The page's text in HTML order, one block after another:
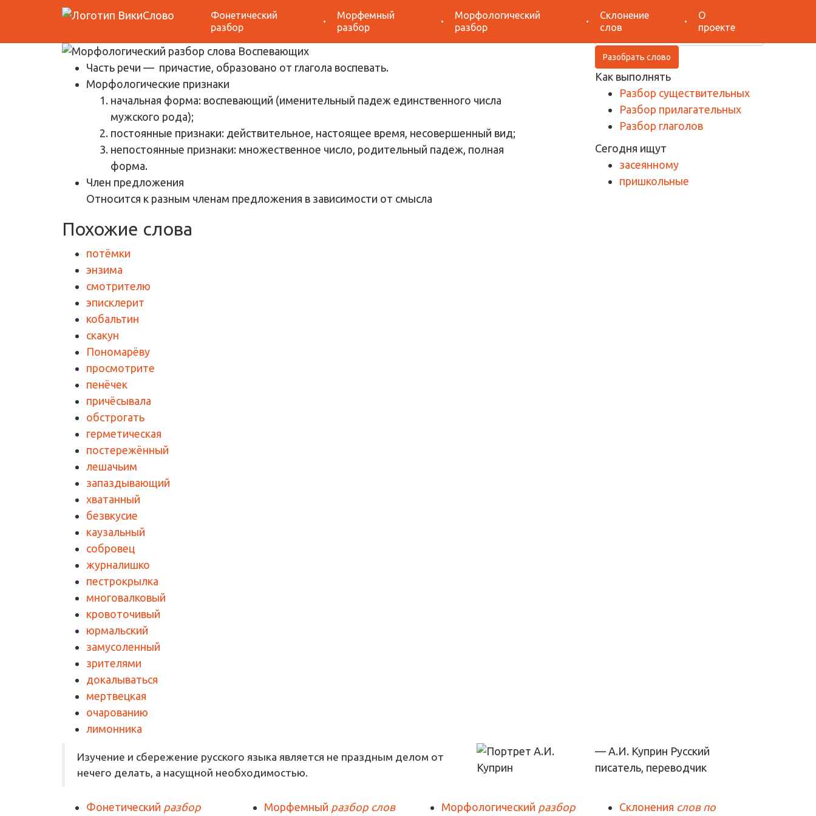
Фонетический
разбор
Морфемный
разбор
Морфологический
разбор
Склонение
слов
О
проекте
Морфологический разбор «Воспевающих»
Часть речи — причастие, образовано от глагола воспевать.
Морфологические признаки
начальная форма: воспевающий (именительный падеж единственного числа
мужского рода);
постоянные признаки: действительное, настоящее время, несовершенный вид;
непостоянные признаки: множественное число, родительный падеж, полная
форма.
Член предложения
Относится к разным членам предложения в зависимости от смысла
Похожие слова
потёмки
энзима
смотрителю
эписклерит
кобальтин
скакун
Пономарёву
просмотрите
пенёчек
причёсывала
обстрогать
герметическая
постережённый
лешачьим
запаздывающий
хватанный
безвкусие
каузальный
собровец
журналишко
пестрокрылка
многовалковый
кровоточивый
юрмальский
замусоленный
зрителями
докалываться
мертвецкая
очарованию
лимонника
Разобрать слово
Как выполнять
Разбор существительных
Разбор прилагательных
Разбор глаголов
Сегодня ищут
засеянному
пришкольные
Изучение и сбережение русского языка является не праздным делом от
нечего делать, а насущной необходимостью.
— А.И. Куприн Русский
писатель, переводчик
Фонетический разбор Морфемный разбор слов Морфологический разбор Склонения слов по